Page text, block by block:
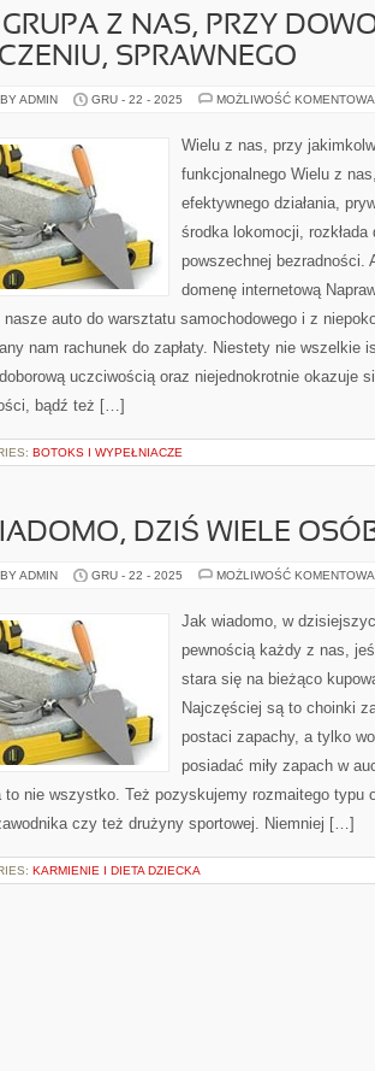
Z NAS, PRZY
SPRAWNEGO
ADMIN GRU - 22 - 2025 MOŻLIWOŚĆ
Wielu z nas, przy
funkcjonalnego Wielu z
efektywnego działania,
środka lokomocji, rozkłada
powszechnej bezradności.
domenę internetową
nasze auto do warsztatu samochodowego i z
nam rachunek do zapłaty. Niestety nie wszelkie
uczciwością oraz niejednokrotnie okazuje
bądź też […]
BOTOKS I WYPEŁNIACZE
DZIŚ WIELE
ADMIN GRU - 22 - 2025 MOŻLIWOŚĆ
Jak wiadomo, w
pewnością każdy z nas,
stara się na bieżąco
Najczęściej są to choinki
postaci zapachy, a tylko
posiadać miły zapach w
to nie wszystko. Też pozyskujemy rozmaitego typu
czy też drużyny sportowej. Niemniej […]
KARMIENIE I DIETA DZIECKA